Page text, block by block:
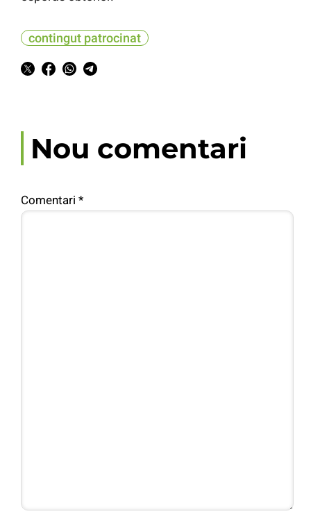
contingut patrocinat
Nou comentari
Comentari *